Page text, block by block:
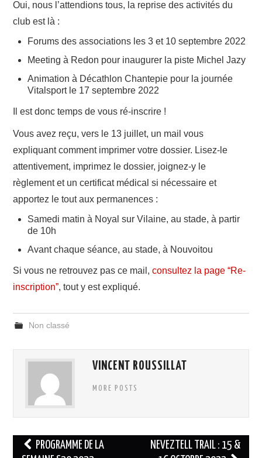
RUNNING
TRAIL
MARCHE NORDIQUE
FITNESS
Oui, nous l’attendions tous, la reprise des activités du
club est là :
Forums des associations les 3 et 10 septembre 2022
Meeting à Redon pour inaugurer la piste Michel Jazy
Animation à Décathlon Chantepie pour la journée
Vitalsport le 17 septembre 2022
Il est donc temps de vous ré-inscrire !
Vous avez reçu, vers le 13 juillet, un mail vous
expliquant comment imprimer votre dossier. Lisez-le
attentivement, imprimez le dossier, joignez-y le
règlement et un certificat médical si nécessaire et
apportez le tout aux permanences :
Samedi matin à Noyal sur Vilaine, au stade, à partir
de 10h
Avant chaque séance, au stade, à Nouvoitou
Si vous ne retrouvez pas ce mail,consultez la page “Re-
inscription”, tout y est expliqué.
Non classé
VINCENT ROUSSILLAT
MORE POSTS
Navigation
PROGRAMME DE LA
NEVEZTELL TRAIL : 15 &